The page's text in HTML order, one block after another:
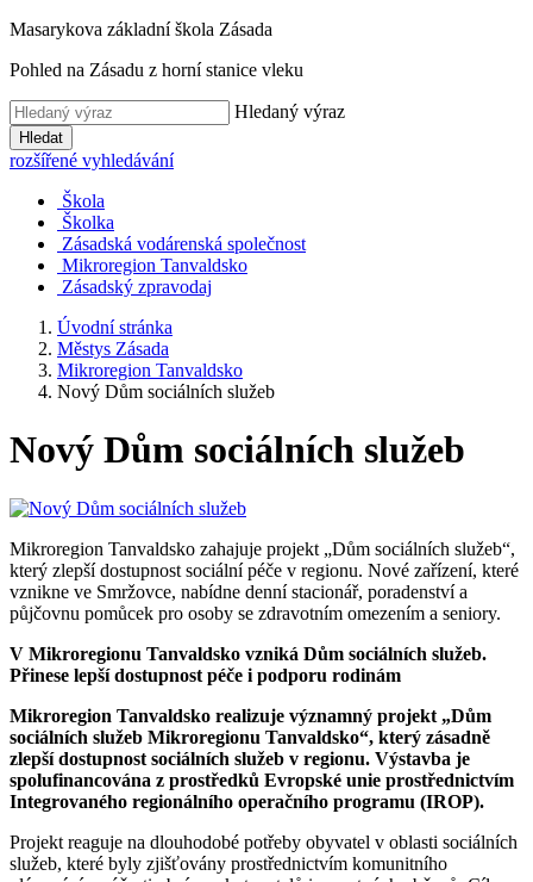
Masarykova základní škola Zásada
Pohled na Zásadu z horní stanice vleku
Hledaný výraz
Hledat
rozšířené vyhledávání
Škola
Školka
Zásadská vodárenská společnost
Mikroregion Tanvaldsko
Zásadský zpravodaj
Úvodní stránka
Městys Zásada
Mikroregion Tanvaldsko
Nový Dům sociálních služeb
Nový Dům sociálních služeb
Mikroregion Tanvaldsko zahajuje projekt „Dům sociálních služeb“,
který zlepší dostupnost sociální péče v regionu. Nové zařízení, které
vznikne ve Smržovce, nabídne denní stacionář, poradenství a
půjčovnu pomůcek pro osoby se zdravotním omezením a seniory.
V Mikroregionu Tanvaldsko vzniká Dům sociálních služeb.
Přinese lepší dostupnost péče i podporu rodinám
Mikroregion Tanvaldsko realizuje významný projekt „Dům
sociálních služeb Mikroregionu Tanvaldsko“, který zásadně
zlepší dostupnost sociálních služeb v regionu. Výstavba je
spolufinancována z prostředků Evropské unie prostřednictvím
Integrovaného regionálního operačního programu (IROP).
Projekt reaguje na dlouhodobé potřeby obyvatel v oblasti sociálních
služeb, které byly zjišťovány prostřednictvím komunitního